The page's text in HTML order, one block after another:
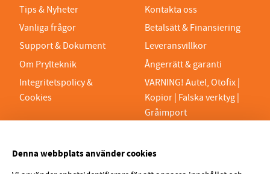
Tips & Nyheter
Vanliga frågor
Support & Dokument
Om Prylteknik
Integritetspolicy &
Cookies
Kontakta oss
Betalsätt & Finansiering
Leveransvillkor
Ångerrätt & garanti
VARNING! Autel, Otofix |
Kopior | Falska verktyg |
Gråimport
Org.nr 559329-1189
VAT SE559329118901
Denna webbplats använder cookies